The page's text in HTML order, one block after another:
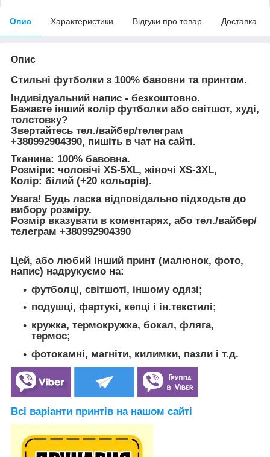
Опис Характеристики Відгуки про товар Доставка
Опис
Стильні футболки з 100% бавовни та принтом.
Індивідуальний напис - безкоштовно.
Бажаєте інший колір футболки або світшот, худі,
толстовку?
Звертайтесь тел./вайбер/телеграм
+380992904390, пишіть в чат на сайті.
Тканина: 100% бавовна.
Розміри: чоловічі XS-5XL, жіночі XS-3XL,
Колір: білий (+20 кольорів).
Увага! Будь ласка відповідально підходьте до
вибору розміру.
Розмір вказувати в коментарях, або тел./вайбер/
телеграм +380992904390
Цей, або любий інший принт (малюнок, фото,
напис) надрукуємо на:
футболці, світшоті, іншому одязі;
подушці, фартукі, кепці і ін.текстилі;
кружка, термокружка, бокал, фляга,
термос;
фотокамні, магніти, килимки, пазли і т.д.
Всі варіанти принтів на нашом сайті